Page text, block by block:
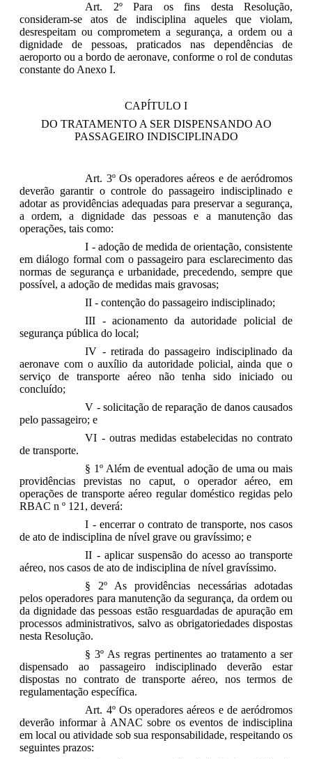
Art. 2º Para os fins desta Resolução,
consideram-se atos de indisciplina aqueles que violam,
desrespeitam ou comprometem a segurança, a ordem ou a
dignidade de pessoas, praticados nas dependências de
aeroporto ou a bordo de aeronave, conforme o rol de condutas
constante do Anexo I.
CAPÍTULO I
DO TRATAMENTO A SER DISPENSANDO AO
PASSAGEIRO INDISCIPLINADO
Art. 3º Os operadores aéreos e de aeródromos
deverão garantir o controle do passageiro indisciplinado e
adotar as providências adequadas para preservar a segurança,
a ordem, a dignidade das pessoas e a manutenção das
operações, tais como:
I - adoção de medida de orientação, consistente
em diálogo formal com o passageiro para esclarecimento das
normas de segurança e urbanidade, precedendo, sempre que
possível, a adoção de medidas mais gravosas;
II - contenção do passageiro indisciplinado;
III - acionamento da autoridade policial de
segurança pública do local;
IV - retirada do passageiro indisciplinado da
aeronave com o auxílio da autoridade policial, ainda que o
serviço de transporte aéreo não tenha sido iniciado ou
concluído;
V - solicitação de reparação de danos causados
pelo passageiro; e
VI - outras medidas estabelecidas no contrato
de transporte.
§ 1º Além de eventual adoção de uma ou mais
providências previstas no caput, o operador aéreo, em
operações de transporte aéreo regular doméstico regidas pelo
RBAC n º 121, deverá:
I - encerrar o contrato de transporte, nos casos
de ato de indisciplina de nível grave ou gravíssimo; e
II - aplicar suspensão do acesso ao transporte
aéreo, nos casos de ato de indisciplina de nível gravíssimo.
§ 2º As providências necessárias adotadas
pelos operadores para manutenção da segurança, da ordem ou
da dignidade das pessoas estão resguardadas de apuração em
processos administrativos, salvo as obrigatoriedades dispostas
nesta Resolução.
§ 3º As regras pertinentes ao tratamento a ser
dispensado ao passageiro indisciplinado deverão estar
dispostas no contrato de transporte aéreo, nos termos de
regulamentação específica.
Art. 4º Os operadores aéreos e de aeródromos
deverão informar à ANAC sobre os eventos de indisciplina
em local ou atividade sob sua responsabilidade, respeitando os
seguintes prazos: